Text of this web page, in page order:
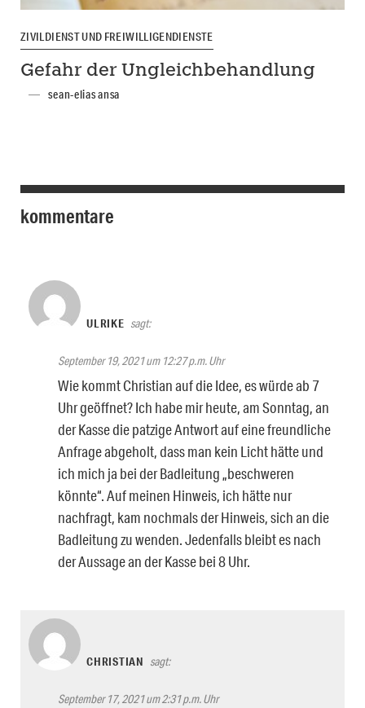
ZIVILDIENST UND FREIWILLIGENDIENSTE
Gefahr der Ungleichbehandlung
sean-elias ansa
kommentare
ULRIKE sagt:
September 19, 2021 um 12:27 p.m. Uhr
Wie kommt Christian auf die Idee, es würde ab 7
Uhr geöffnet? Ich habe mir heute, am Sonntag, an
der Kasse die patzige Antwort auf eine freundliche
Anfrage abgeholt, dass man kein Licht hätte und
ich mich ja bei der Badleitung „beschweren
könnte“. Auf meinen Hinweis, ich hätte nur
nachfragt, kam nochmals der Hinweis, sich an die
Badleitung zu wenden. Jedenfalls bleibt es nach
der Aussage an der Kasse bei 8 Uhr.
CHRISTIAN sagt:
September 17, 2021 um 2:31 p.m. Uhr